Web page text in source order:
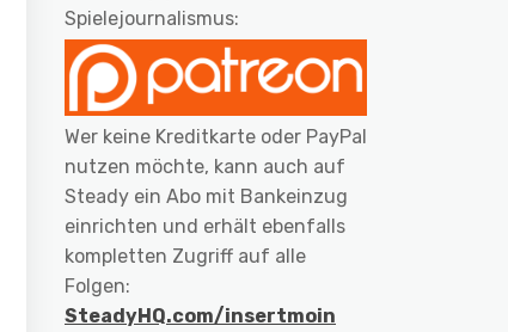
Spielejournalismus:
Wer keine Kreditkarte oder PayPal
nutzen möchte, kann auch auf
Steady ein Abo mit Bankeinzug
einrichten und erhält ebenfalls
kompletten Zugriff auf alle
Folgen:
SteadyHQ.com/insertmoin